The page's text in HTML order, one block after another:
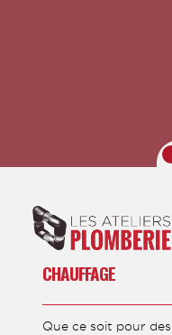
CHAUFFAGE
Que ce soit pour